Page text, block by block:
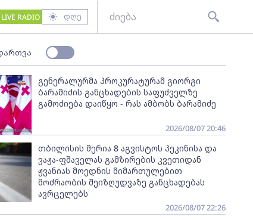
LIVE RADIO დღე
გენერალურმა პროკურატურამ გიორგი
ბარამიძის განცხადების საფუძველზე
გამოძიება დაიწყო - რას ამბობს ბარამიძე
2026/08/07 20:46
თბილისის მერია 8 აგვისტოს პეკინისა და
ვაჟა-ფშაველას გამზირების კვეთიდან
ჟვანიას მოედნის მიმართულებით
მოძრაობის შეიზღუდვაზე განცხადებას
ავრცელებს
2026/08/07 22:26